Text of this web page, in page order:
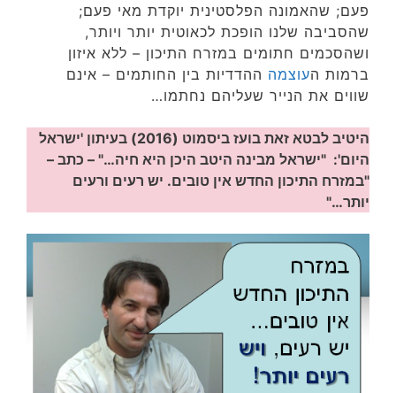
פעם; שהאמונה הפלסטינית יוקדת מאי פעם;
שהסביבה שלנו הופכת לכאוטית יותר ויותר,
ושהסכמים חתומים במזרח התיכון – ללא איזון
ברמות העוצמה ההדדיות בין החותמים – אינם
שווים את הנייר שעליהם נחתמו…
היטיב לבטא זאת בועז ביסמוט (2016) בעיתון 'ישראל
היום': "ישראל מבינה היטב היכן היא חיה…" – כתב –
"במזרח התיכון החדש אין טובים. יש רעים ורעים
יותר…"